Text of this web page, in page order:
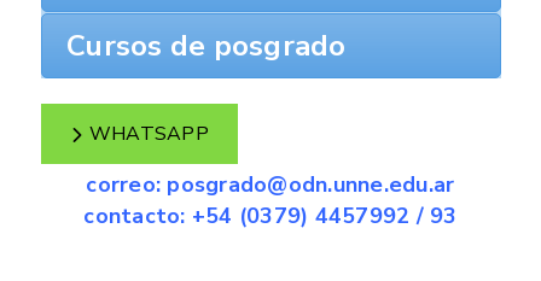
Cursos de posgrado
WHATSAPP
correo: posgrado@odn.unne.edu.ar
contacto: +54 (0379) 4457992 / 93